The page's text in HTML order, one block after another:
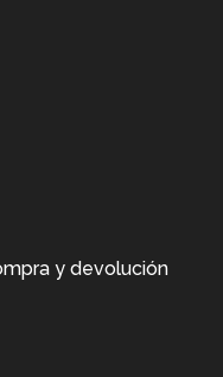
y devolución